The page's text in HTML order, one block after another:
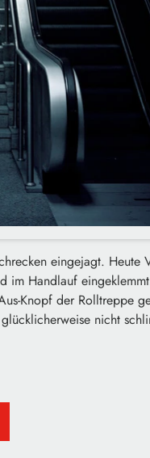
eingejagt. Heute
im Handlauf
Knopf der Rolltreppe
nicht